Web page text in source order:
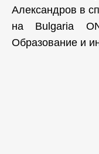
Александров в
на Bulgaria
Образование и